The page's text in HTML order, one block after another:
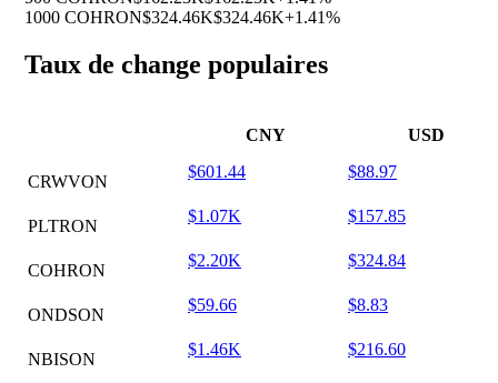
1000 COHRON$324.46K$324.46K+1.41%
Taux de change populaires
CNY USD
CRWVON
$601.44 $88.97
PLTRON
$1.07K $157.85
COHRON
$2.20K $324.84
ONDSON
$59.66 $8.83
NBISON
$1.46K $216.60